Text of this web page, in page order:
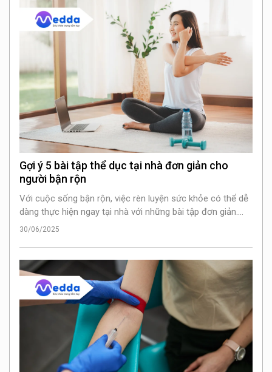
Gợi ý 5 bài tập thể dục tại nhà đơn giản cho
người bận rộn
Với cuộc sống bận rộn, việc rèn luyện sức khỏe có thể dễ
dàng thực hiện ngay tại nhà với những bài tập đơn giản.
Dưới đây là 5 bài tập thể dục tại nhà giúp nâng cao sức
30/06/2025